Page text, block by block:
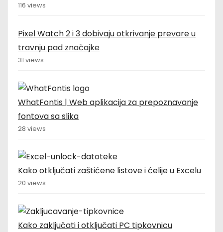
116 views
Pixel Watch 2 i 3 dobivaju otkrivanje prevare u
travnju pad značajke
31 views
WhatFontis | Web aplikacija za prepoznavanje
fontova sa slika
28 views
Kako otključati zaštićene listove i ćelije u Excelu
20 views
Kako zaključati i otključati PC tipkovnicu